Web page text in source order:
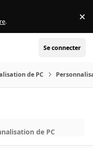
. ×
Se connecter
de PC
de PC